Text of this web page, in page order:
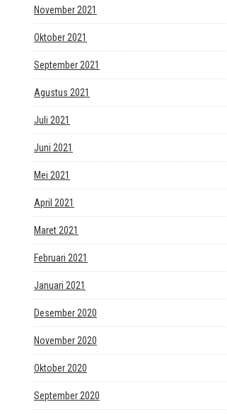
November 2021
Oktober 2021
September 2021
Agustus 2021
Juli 2021
Juni 2021
Mei 2021
April 2021
Maret 2021
Februari 2021
Januari 2021
Desember 2020
November 2020
Oktober 2020
September 2020